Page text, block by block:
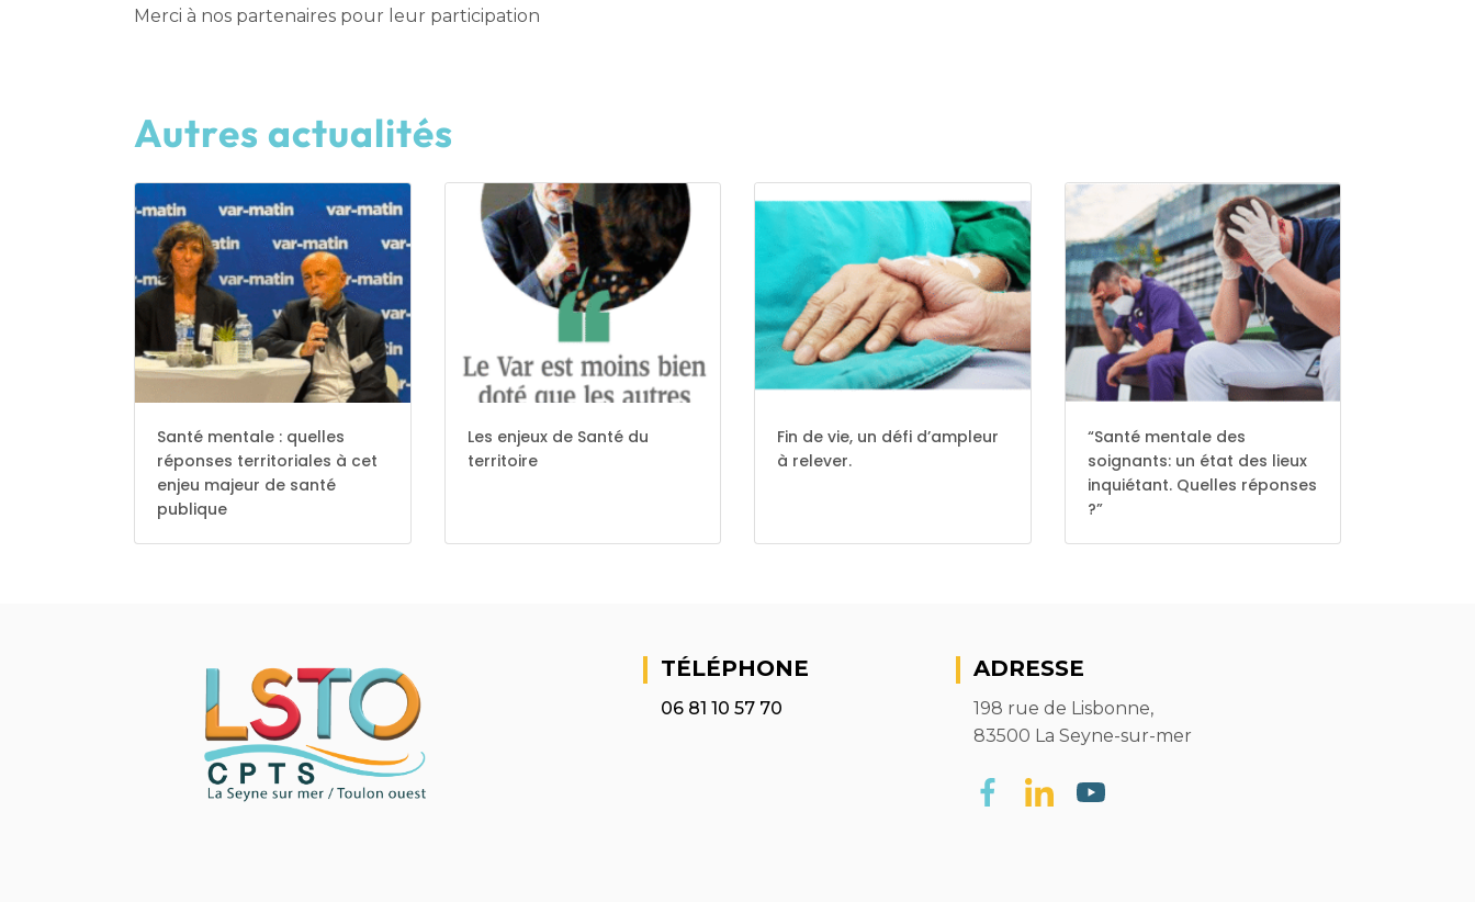
Merci à nos partenaires pour leur participation
Autres actualités
Santé mentale : quelles
réponses territoriales à cet
enjeu majeur de santé
publique
Les enjeux de Santé du
territoire
Fin de vie, un défi d’ampleur
à relever.
“Santé mentale des
soignants: un état des lieux
inquiétant. Quelles réponses
?”
TÉLÉPHONE
06 81 10 57 70
ADRESSE
198 rue de Lisbonne,
83500 La Seyne-sur-mer